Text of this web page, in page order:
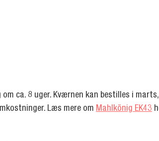
ca. 8 uger. Kværnen kan bestilles i
Læs mere om Mahlkönig EK43